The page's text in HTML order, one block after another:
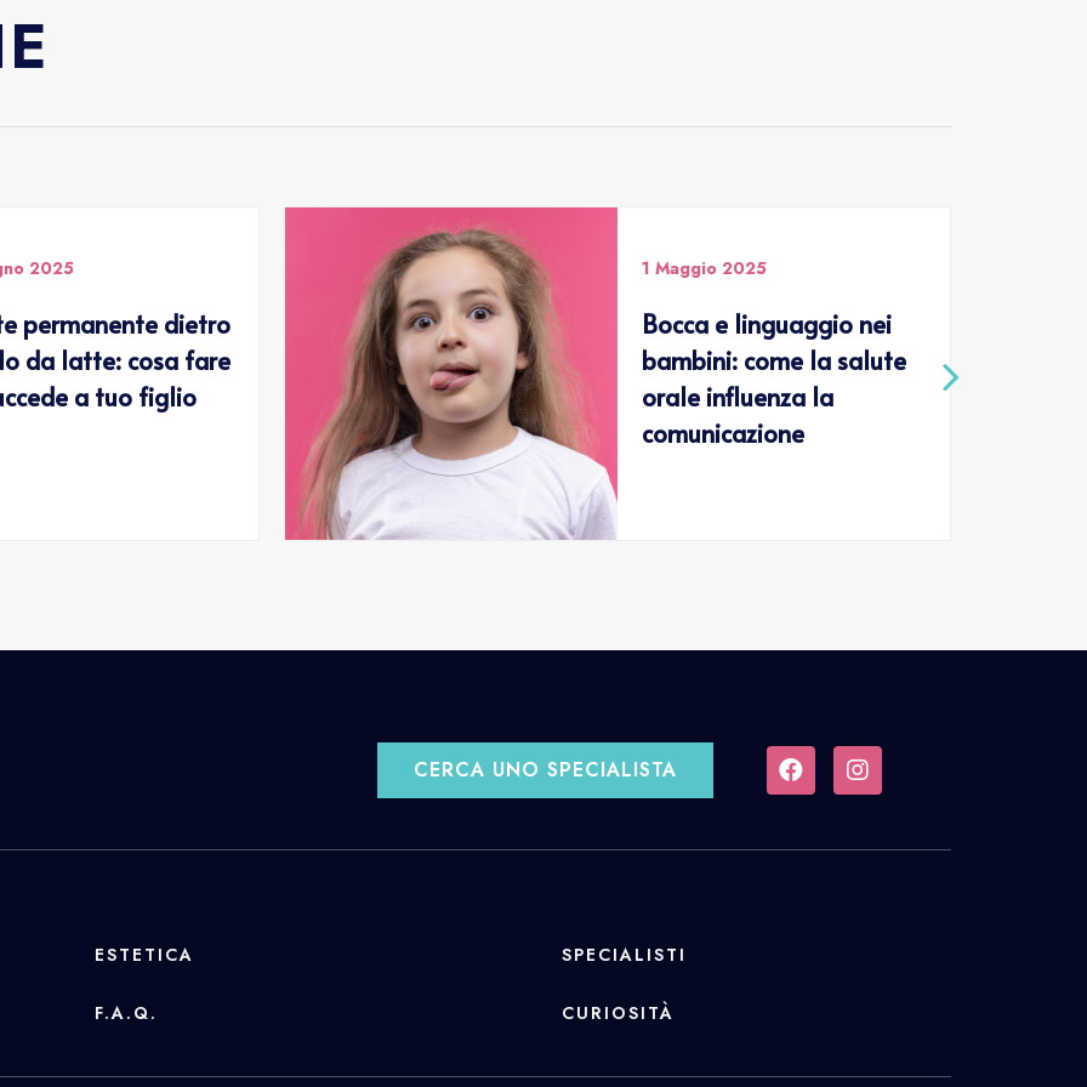
2025
permanente dietro
da latte: cosa fare
a tuo figlio
1 Maggio 2025
Bocca e linguaggio nei
bambini: come la salute
orale influenza la
comunicazione
CERCA UNO SPECIALISTA
ESTETICA
F.A.Q.
SPECIALISTI
CURIOSITÀ